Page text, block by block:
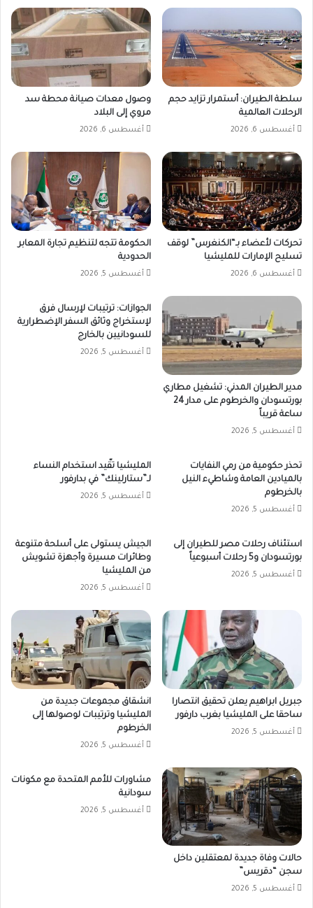
سلطة الطيران: أستمرار تزايد حجم
الرحلات العالمية
أغسطس 6, 2026
وصول معدات صيانة محطة سد
مروي إلى البلاد
أغسطس 6, 2026
تحركات لأعضاء بـ“الكنغرس” لوقف
تسليح الإمارات للمليشيا
أغسطس 6, 2026
الحكومة تتجه لتنظيم تجارة المعابر
الحدودية
أغسطس 5, 2026
مدير الطيران المدني: تشغيل مطاري
بورتسودان والخرطوم على مدار 24
ساعة قريباً
أغسطس 5, 2026
الجوازات: ترتيبات لإرسال فرق
لإستخراج وثائق السفر الإضطرارية
للسودانيين بالخارج
أغسطس 5, 2026
تحذر حكومية من رمي النفايات
بالميادين العامة وشاطيء النيل
بالخرطوم
أغسطس 5, 2026
المليشيا تقّيد استخدام النساء
لـ”ستارلينك” في بدارفور
أغسطس 5, 2026
استئناف رحلات مصر للطيران إلى
بورتسودان و5 رحلات أسبوعياً
أغسطس 5, 2026
الجيش يستولى على أسلحة متنوعة
وطائرات مسيرة وأجهزة تشويش
من المليشيا
أغسطس 5, 2026
جبريل ابراهيم يعلن تحقيق انتصارا
ساحقا على المليشيا بغرب دارفور
أغسطس 5, 2026
انشقاق مجموعات جديدة من
المليشيا وترتيبات لوصولها إلى
الخرطوم
أغسطس 5, 2026
حالات وفاة جديدة لمعتقلين داخل
سجن “دقريس”
أغسطس 5, 2026
مشاورات للأمم المتحدة مع مكونات
سودانية
أغسطس 5, 2026